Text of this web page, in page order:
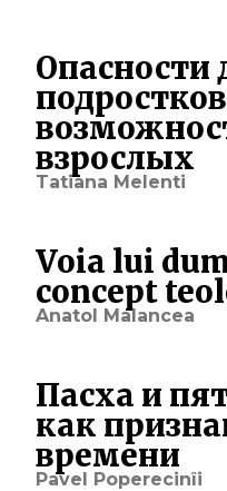
Опасности
взрослых
Tatiana Melenti
Voia lui
concept
Anatol Malancea
Пасха и
как
времени
Pavel Poperecinîi